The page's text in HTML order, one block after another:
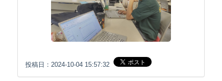
投稿日：2024-10-04 15:57:32